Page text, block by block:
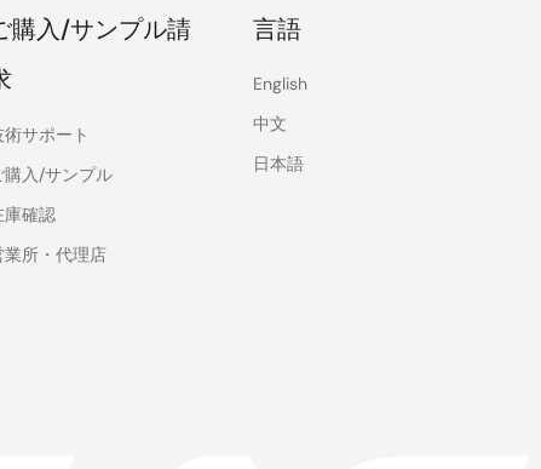
購入/サンプル請
術サポート
購入/サンプル
庫確認
業所・代理店
言語
English
中文
日本語